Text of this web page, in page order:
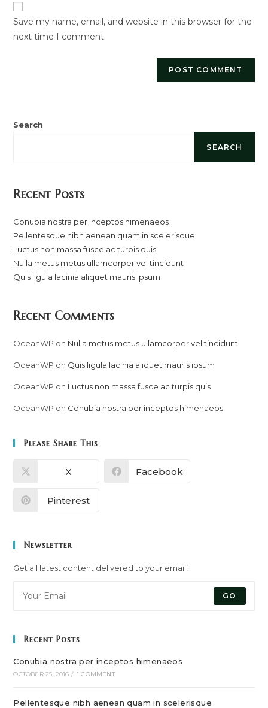
URL
(optional)
Save my name, email, and website in this browser for the
next time I comment.
Search
SEARCH
Recent Posts
Conubia nostra per inceptos himenaeos
Pellentesque nibh aenean quam in scelerisque
Luctus non massa fusce ac turpis quis
Nulla metus metus ullamcorper vel tincidunt
Quis ligula lacinia aliquet mauris ipsum
Recent Comments
OceanWP on Nulla metus metus ullamcorper vel tincidunt
OceanWP on Quis ligula lacinia aliquet mauris ipsum
OceanWP on Luctus non massa fusce ac turpis quis
OceanWP on Conubia nostra per inceptos himenaeos
Please Share This
X Facebook
Pinterest
Newsletter
Get all latest content delivered to your email!
GO
Recent Posts
Conubia nostra per inceptos himenaeos
OCTOBER 25, 2016 / 1 COMMENT
Pellentesque nibh aenean quam in scelerisque